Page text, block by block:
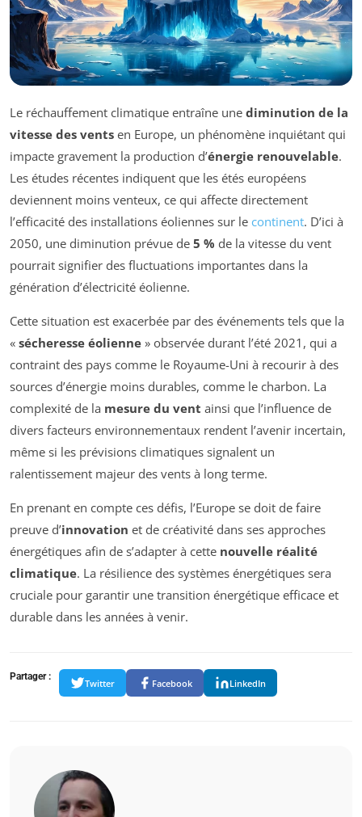
Le réchauffement climatique entraîne une diminution de la
vitesse des vents en Europe, un phénomène inquiétant qui
impacte gravement la production d’énergie renouvelable.
Les études récentes indiquent que les étés européens
deviennent moins venteux, ce qui affecte directement
l’efficacité des installations éoliennes sur le continent. D’ici à
2050, une diminution prévue de 5 % de la vitesse du vent
pourrait signifier des fluctuations importantes dans la
génération d’électricité éolienne.
Cette situation est exacerbée par des événements tels que la
« sécheresse éolienne » observée durant l’été 2021, qui a
contraint des pays comme le Royaume-Uni à recourir à des
sources d’énergie moins durables, comme le charbon. La
complexité de la mesure du vent ainsi que l’influence de
divers facteurs environnementaux rendent l’avenir incertain,
même si les prévisions climatiques signalent un
ralentissement majeur des vents à long terme.
En prenant en compte ces défis, l’Europe se doit de faire
preuve d’innovation et de créativité dans ses approches
énergétiques afin de s’adapter à cette nouvelle réalité
climatique. La résilience des systèmes énergétiques sera
cruciale pour garantir une transition énergétique efficace et
durable dans les années à venir.
Partager :
Twitter Facebook LinkedIn